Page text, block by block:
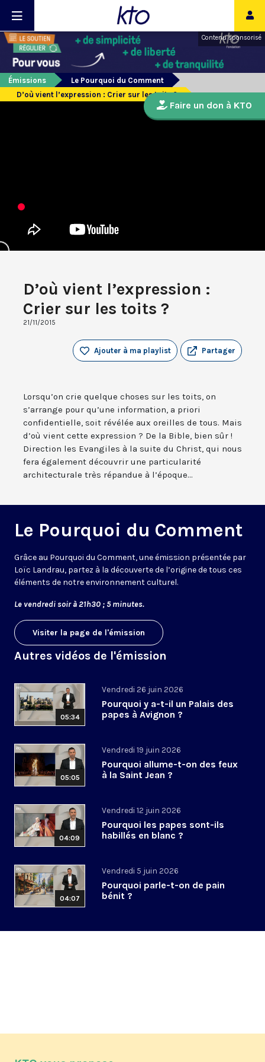
Contenu sponsorisé
Émissions
Le Pourquoi du Comment
D’où vient l’expression : Crier sur les toits ?
D’où vient l’expression :
Crier sur les toits ?
21/11/2015
Partager
Ajouter à ma playlist
Lorsqu’on crie quelque choses sur les toits, on
s’arrange pour qu’une information, a priori
confidentielle, soit révélée aux oreilles de tous. Mais
d’où vient cette expression ? De la Bible, bien sûr !
Direction les Evangiles à la suite du Christ, qui nous
fera également découvrir une particularité
architecturale très répandue à l’époque...
Le Pourquoi du Comment
Grâce au Pourquoi du Comment, une émission présentée par
Loïc Landrau, partez à la découverte de l’origine de tous ces
éléments de notre environnement culturel.
Le vendredi soir à 21h30 ; 5 minutes.
Visiter la page de l'émission
Autres vidéos de l'émission
05:34
Vendredi 26 juin 2026
Pourquoi y a-t-il un Palais des
papes à Avignon ?
05:05
Vendredi 19 juin 2026
Pourquoi allume-t-on des feux
à la Saint Jean ?
04:09
Vendredi 12 juin 2026
Pourquoi les papes sont-ils
habillés en blanc ?
04:07
Vendredi 5 juin 2026
Pourquoi parle-t-on de pain
bénit ?
Faire un don à KTO